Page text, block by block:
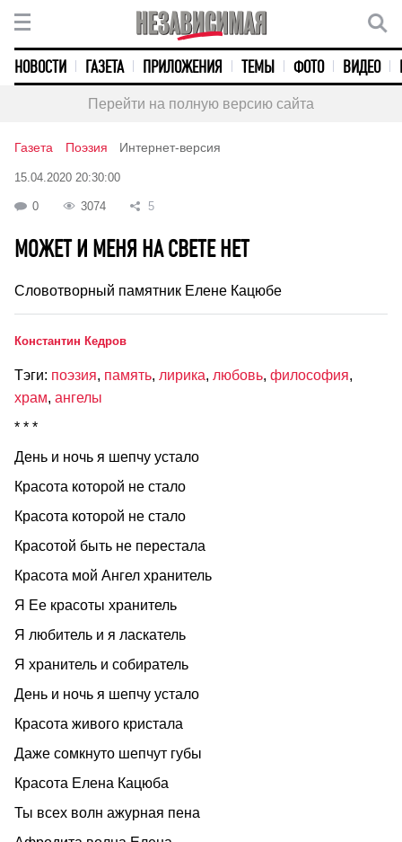
НОВОСТИ ГАЗЕТА ПРИЛОЖЕНИЯ ТЕМЫ ФОТО ВИДЕО
Перейти на полную версию сайта
Газета Поэзия Интернет-версия
15.04.2020 20:30:00
0 3074 5
МОЖЕТ И МЕНЯ НА СВЕТЕ НЕТ
Словотворный памятник Елене Кацюбе
Константин Кедров
Тэги: поэзия, память, лирика, любовь, философия,
храм, ангелы
* * *
День и ночь я шепчу устало
Красота которой не стало
Красота которой не стало
Красотой быть не перестала
Красота мой Ангел хранитель
Я Ее красоты хранитель
Я любитель и я ласкатель
Я хранитель и собиратель
День и ночь я шепчу устало
Красота живого кристала
Даже сомкнуто шепчут губы
Красота Елена Кацюба
Ты всех волн ажурная пена